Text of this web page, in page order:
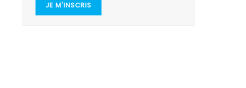
JE M'INSCRIS